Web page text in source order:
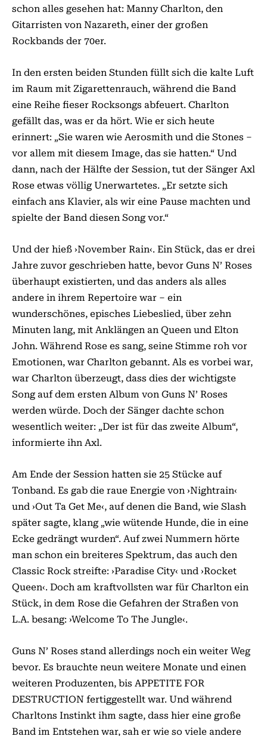
schon alles gesehen hat: Manny Charlton, den
Gitarristen von Nazareth, einer der großen
Rockbands der 70er.
In den ersten beiden Stunden füllt sich die kalte Luft
im Raum mit Zigarettenrauch, während die Band
eine Reihe fieser Rocksongs abfeuert. Charlton
gefällt das, was er da hört. Wie er sich heute
erinnert: „Sie waren wie Aerosmith und die Stones –
vor allem mit diesem Image, das sie hatten.“ Und
dann, nach der Hälfte der Session, tut der Sänger Axl
Rose etwas völlig Unerwartetes. „Er setzte sich
einfach ans Klavier, als wir eine Pause machten und
spielte der Band diesen Song vor.“
Und der hieß ›November Rain‹. Ein Stück, das er drei
Jahre zuvor geschrieben hatte, bevor Guns N’ Roses
überhaupt existierten, und das anders als alles
andere in ihrem Repertoire war – ein
wunderschönes, episches Liebeslied, über zehn
Minuten lang, mit Anklängen an Queen und Elton
John. Während Rose es sang, seine Stimme roh vor
Emotionen, war Charlton ge­­bannt. Als es vorbei war,
war Charlton überzeugt, dass dies der wichtigste
Song auf dem ersten Album von Guns N’ Roses
werden wür­de. Doch der Sänger dachte schon
wesentlich weiter: „Der ist für das zweite Album“,
informierte ihn Axl.
Am Ende der Session hatten sie 25 Stücke auf
Tonband. Es gab die raue Energie von ›Nightrain‹
und ›Out Ta Get Me‹, auf denen die Band, wie Slash
später sagte, klang „wie wütende Hunde, die in eine
Ecke gedrängt wurden“. Auf zwei Nummern hörte
man schon ein breiteres Spektrum, das auch den
Classic Rock streifte: ›Paradise City‹ und ›Rocket
Queen‹. Doch am kraftvollsten war für Charlton ein
Stück, in dem Rose die Gefahren der Straßen von
L.A. besang: ›Welcome To The Jungle‹.
Guns N’ Roses stand allerdings noch ein weiter Weg
bevor. Es brauchte neun weitere Monate und einen
weiteren Produzenten, bis APPETITE FOR
DESTRUCTION fertiggestellt war. Und während
Charltons Instinkt ihm sagte, dass hier eine große
Band im Entstehen war, sah er wie so viele andere